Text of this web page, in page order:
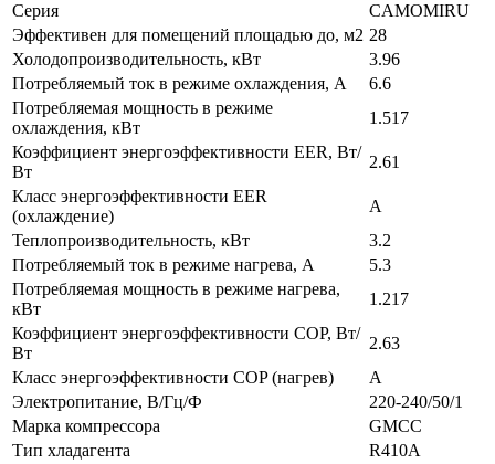
Серия
CAMOMIRU
Эффективен для помещений площадью до, м2 28
Холодопроизводительность, кВт
3.96
Потребляемый ток в режиме охлаждения, A
6.6
Потребляемая мощность в режиме
охлаждения, кВт
1.517
Коэффициент энергоэффективности EER, Вт/
Вт
2.61
Класс энергоэффективности EER
(охлаждение)
А
Теплопроизводительность, кВт
3.2
Потребляемый ток в режиме нагрева, A
5.3
Потребляемая мощность в режиме нагрева,
кВт
1.217
Коэффициент энергоэффективности COP, Вт/
Вт
2.63
Класс энергоэффективности COP (нагрев)
А
Электропитание, В/Гц/Ф
220-240/50/1
Марка компрессора
GMCC
Тип хладагента
R410A